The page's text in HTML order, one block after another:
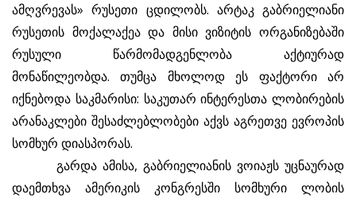
ამღვრევას» რუსეთი ცდილობს. არტაკ გაბრიელიანი
რუსეთის მოქალაქეა და მისი ვიზიტის ორგანიზებაში
რუსული წარმომადგენლობა აქტიურად
მონაწილეობდა. თუმცა მხოლოდ ეს ფაქტორი არ
იქნებოდა საკმარისი: საკუთარ ინტერესთა ლობირების
არანაკლები შესაძლებლობები აქვს აგრეთვე ევროპის
სომხურ დიასპორას.
გარდა ამისა, გაბრიელიანის ვოიაჟს უცნაურად
დაემთხვა ამერიკის კონგრესში სომხური ლობის